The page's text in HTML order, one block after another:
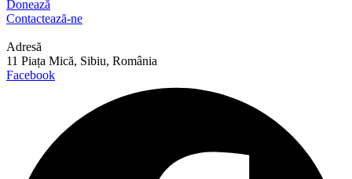
Donează
Contactează-ne
Adresă
11 Piața Mică, Sibiu, România
Facebook